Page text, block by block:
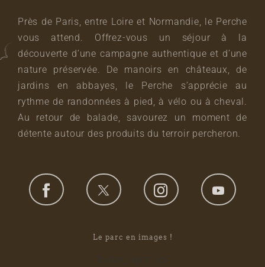
Près de Paris, entre Loire et Normandie, le Perche
vous attend. Offrez-vous un séjour à la
découverte d’une campagne authentique et d’une
nature préservée. De manoirs en châteaux, de
jardins en abbayes, le Perche s’apprécie au
rythme de randonnées à pied, à vélo ou à cheval.
Au retour de balade, savourez un moment de
détente autour des produits du terroir percheron.
Le parc en images !